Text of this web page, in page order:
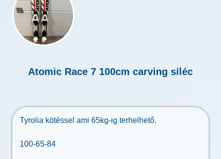
Atomic Race 7 100cm carving síléc
Tyrolia kötéssel ami 65kg-ig terhelhető.
100-65-84